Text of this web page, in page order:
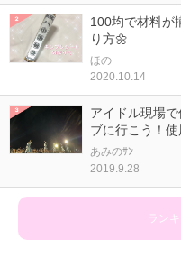
100均で材料が
り方🌼
ほの
2020.10.14
アイドル現場
ブに行こう！使
あみのｻﾝ
2019.9.28
ラン